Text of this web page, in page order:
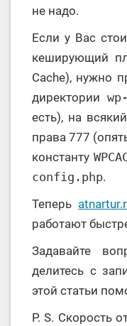
не надо.
Если у Вас
кеширующий
Cache), нужно
директории
есть), на
права 777
константу
config.php.
Теперь
работают
Задавайте
делитесь с
этой статьи
P. S. Скорость